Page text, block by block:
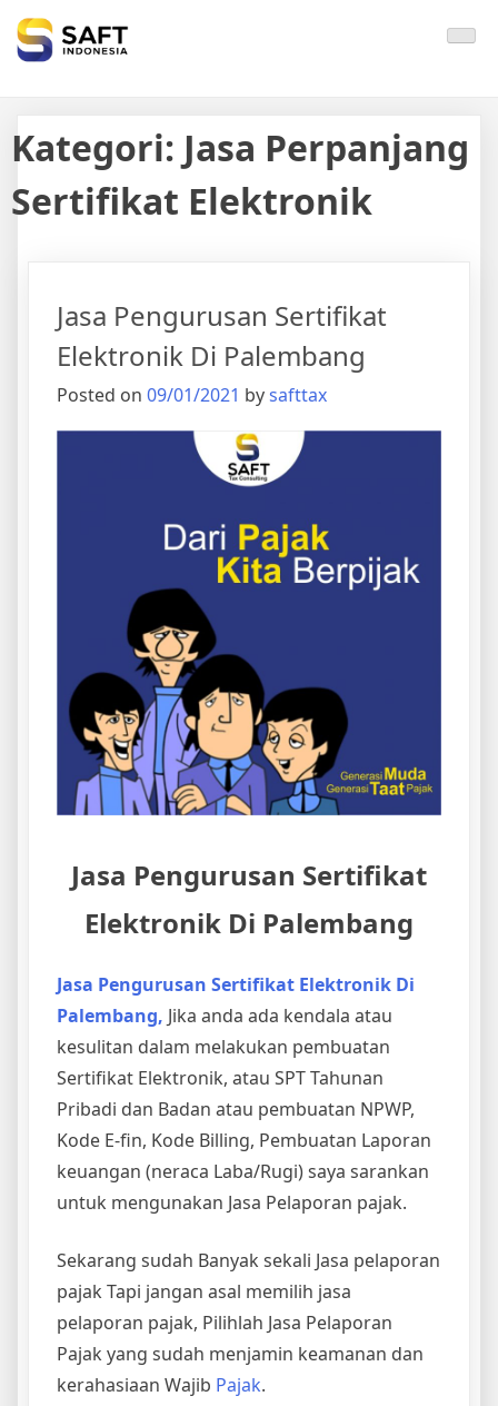
Solisi Perjakan Anda
Kategori: Jasa Perpanjang
Sertifikat Elektronik
Jasa Pengurusan Sertifikat
Elektronik Di Palembang
Posted on 09/01/2021 bysafttax
Jasa Pengurusan Sertifikat
Elektronik Di Palembang
Jasa Pengurusan Sertifikat Elektronik Di
Palembang, Jika anda ada kendala atau
kesulitan dalam melakukan pembuatan
Sertifikat Elektronik, atau SPT Tahunan
Pribadi dan Badan atau pembuatan NPWP,
Kode E-fin, Kode Billing, Pembuatan Laporan
keuangan (neraca Laba/Rugi) saya sarankan
untuk mengunakan Jasa Pelaporan pajak.
Sekarang sudah Banyak sekali Jasa pelaporan
pajak Tapi jangan asal memilih jasa
pelaporan pajak, Pilihlah Jasa Pelaporan
Pajak yang sudah menjamin keamanan dan
kerahasiaan Wajib Pajak.